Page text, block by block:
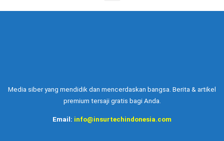
Media siber yang mendidik dan mencerdaskan bangsa. Berita & artikel
premium tersaji gratis bagi Anda.
Email: info@insurtechindonesia.com